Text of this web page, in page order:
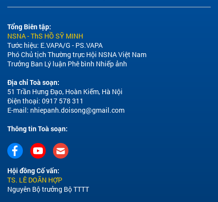
Tổng Biên tập:
NSNA - ThS HỒ SỸ MINH
Tước hiệu: E.VAPA/G - PS.VAPA
Phó Chủ tịch Thường trực Hội NSNA Việt Nam
Trưởng Ban Lý luận Phê bình Nhiếp ảnh
Địa chỉ Toà soạn:
51 Trần Hưng Đạo, Hoàn Kiếm, Hà Nội
Điện thoại: 0917 578 311
E-mail: nhiepanh.doisong@gmail.com
Thông tin Toà soạn:
Hội đồng Cố vấn:
TS. LÊ DOÃN HỢP
Nguyên Bộ trưởng Bộ TTTT